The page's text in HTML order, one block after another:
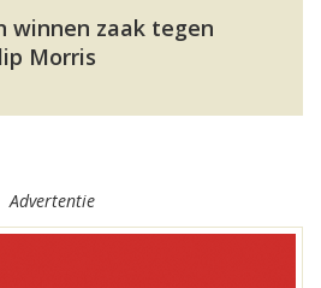
winnen zaak tegen
Morris
Advertentie